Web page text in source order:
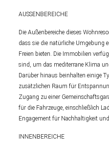
AUSSENBEREICHE
Die Außenbereiche dieses
dass sie die natürliche Umgebung
Freien bieten. Die Immobilien
sind, um das mediterrane Klima
Darüber hinaus beinhalten einige
zusätzlichen Raum für
Zugang zu einer
für die Fahrzeuge, einschließlich
Engagement für Nachhaltigkeit
INNENBEREICHE